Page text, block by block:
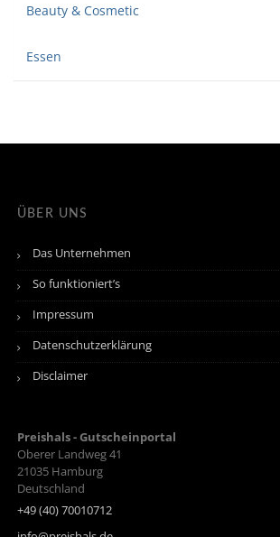
Beauty & Cosmetic
Essen
ÜBER UNS
Das Unternehmen
So funktioniert’s
Impressum
Datenschutzerklärung
Disclaimer
Preishals - Gutscheinportal
Oberer Landweg 41
21035 Hamburg
Deutschland
+49 (40) 70010712